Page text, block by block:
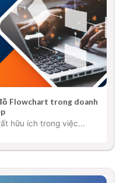
Flowchart trong doanh
hữu ích trong việc...